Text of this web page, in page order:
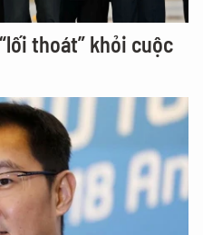
thoát” khỏi cuộc